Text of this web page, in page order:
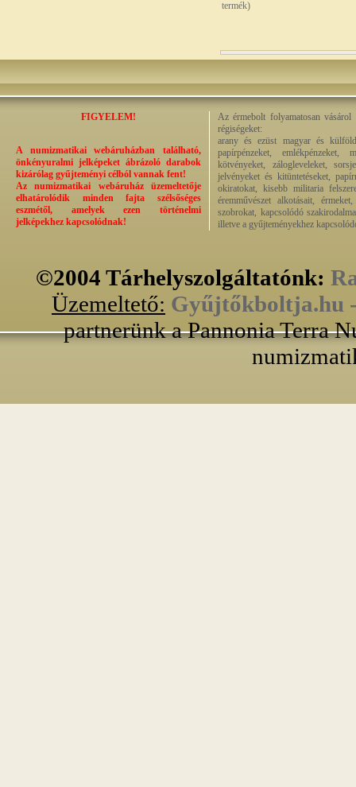
termék)
FIGYELEM!
A numizmatikai webáruházban található,
önkényuralmi jelképeket ábrázoló darabok
kizárólag gyűjteményi célból vannak fent!
Az numizmatikai webáruház üzemeltetője
elhatárolódik minden fajta szélsőséges
eszmétől, amelyek ezen történelmi
jelképekhez kapcsolódnak!
Az érmebolt folyamatosan
régiségeket:
arany és ezüst magyar és
papírpénzeket, emlékpénzeket,
kötvényeket, zálogleveleket,
jelvényeket és kitüntetéseket,
okiratokat, kisebb militaria
éremművészet alkotásait,
szobrokat, kapcsolódó
illetve a gyűjteményekhez
©2004 Tárhelyszolgáltatónk:
Üzemeltető: Gyűjtőkboltja.hu -
partnerünk a Pannonia Terra